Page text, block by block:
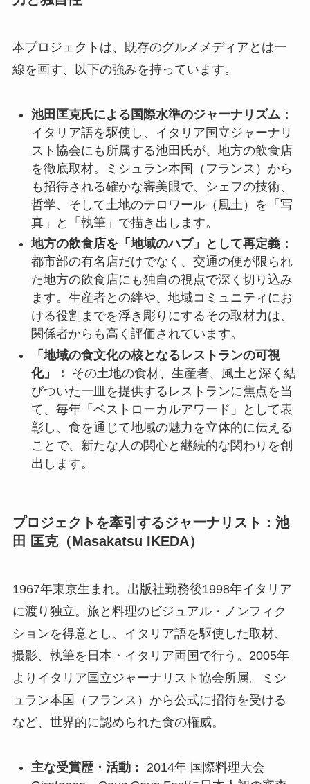
本プロジェクトは、既存のグルメメディアとは一
線を画す、以下の強みを持っています。
池田匡克氏による国際水準のジャーナリズム：
イタリア語を駆使し、イタリア国立ジャーナリ
スト協会にも所属する池田氏が、地方の飲食店
を徹底取材。ミシュラン本国（フランス）から
も招待される確かな審美眼で、シェフの技術、
哲学、そして土地のテロワール（風土）を「写
真」と「執筆」で描き出します。
地方の飲食店を「地域のハブ」として再定義：
都市部の有名店だけでなく、交通の便が限られ
た地方の飲食店にも独自の視点で深く切り込み
ます。生産者との絆や、地域コミュニティにお
ける役割までを浮き彫りにするその取材力は、
関係者からも高く評価されています。
「地域の食文化の核となるレストランの可視
化」：
その土地の食材、生産者、風土と深く結
びついた一皿を提供するレストランに焦点を当
て、毎年「ベストローカルアワード」として表
彰し、食を通じて地域の魅力を立体的に伝える
ことで、新たな人の関心と継続的な関わりを創
出します。
プロジェクトを牽引するジャーナリスト：池
田 匡克（Masakatsu IKEDA）
1967年東京生まれ。出版社勤務後1998年イタリア
に渡り独立。旅と料理のビジュアル・ノンフィク
ションを得意とし、イタリア語を駆使した取材、
撮影、執筆を日本・イタリア両国で行う。2005年
よりイタリア国立ジャーナリスト協会所属。ミシ
ュラン本国（フランス）から公式に招待を受ける
など、世界的に認められた食の権威。
主な受賞歴・活動：
2014年 国際料理大会